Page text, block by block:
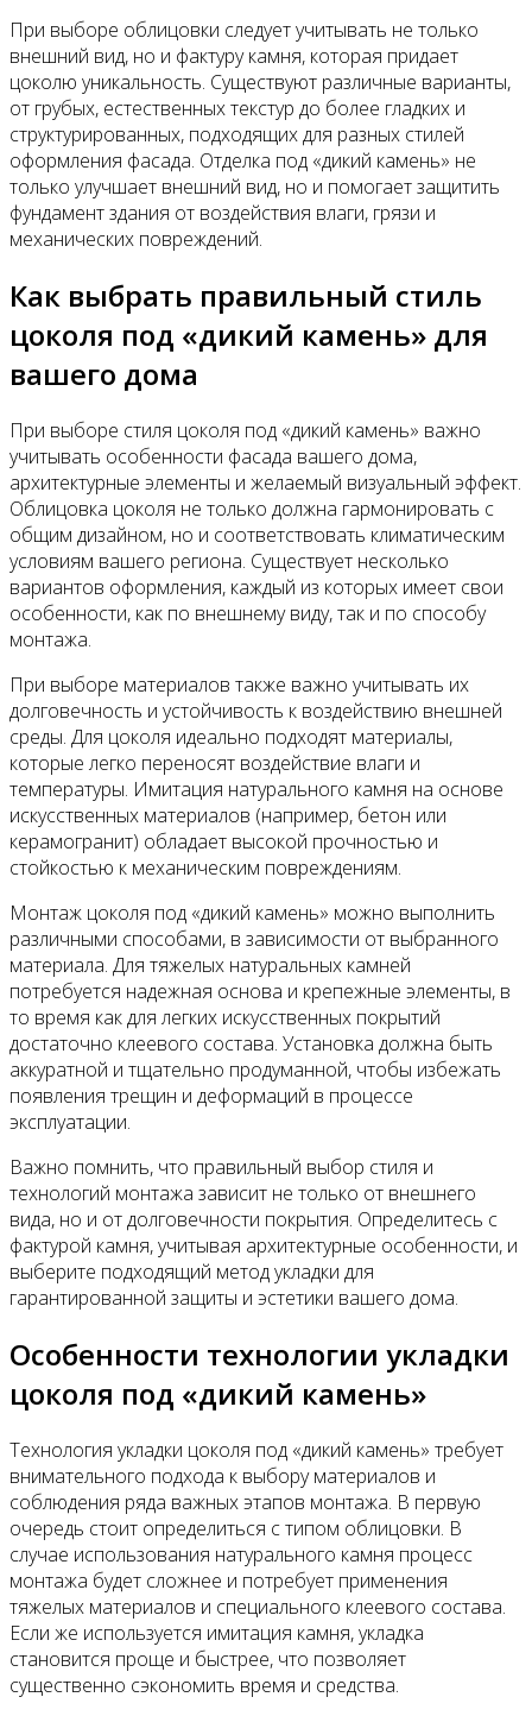
При выборе облицовки следует учитывать не только
внешний вид, но и фактуру камня, которая придает
цоколю уникальность. Существуют различные варианты,
от грубых, естественных текстур до более гладких и
структурированных, подходящих для разных стилей
оформления фасада. Отделка под «дикий камень» не
только улучшает внешний вид, но и помогает защитить
фундамент здания от воздействия влаги, грязи и
механических повреждений.
Как выбрать правильный стиль
цоколя под «дикий камень» для
вашего дома
При выборе стиля цоколя под «дикий камень» важно
учитывать особенности фасада вашего дома,
архитектурные элементы и желаемый визуальный эффект.
Облицовка цоколя не только должна гармонировать с
общим дизайном, но и соответствовать климатическим
условиям вашего региона. Существует несколько
вариантов оформления, каждый из которых имеет свои
особенности, как по внешнему виду, так и по способу
монтажа.
При выборе материалов также важно учитывать их
долговечность и устойчивость к воздействию внешней
среды. Для цоколя идеально подходят материалы,
которые легко переносят воздействие влаги и
температуры. Имитация натурального камня на основе
искусственных материалов (например, бетон или
керамогранит) обладает высокой прочностью и
стойкостью к механическим повреждениям.
Монтаж цоколя под «дикий камень» можно выполнить
различными способами, в зависимости от выбранного
материала. Для тяжелых натуральных камней
потребуется надежная основа и крепежные элементы, в
то время как для легких искусственных покрытий
достаточно клеевого состава. Установка должна быть
аккуратной и тщательно продуманной, чтобы избежать
появления трещин и деформаций в процессе
эксплуатации.
Важно помнить, что правильный выбор стиля и
технологий монтажа зависит не только от внешнего
вида, но и от долговечности покрытия. Определитесь с
фактурой камня, учитывая архитектурные особенности, и
выберите подходящий метод укладки для
гарантированной защиты и эстетики вашего дома.
Особенности технологии укладки
цоколя под «дикий камень»
Технология укладки цоколя под «дикий камень» требует
внимательного подхода к выбору материалов и
соблюдения ряда важных этапов монтажа. В первую
очередь стоит определиться с типом облицовки. В
случае использования натурального камня процесс
монтажа будет сложнее и потребует применения
тяжелых материалов и специального клеевого состава.
Если же используется имитация камня, укладка
становится проще и быстрее, что позволяет
существенно сэкономить время и средства.